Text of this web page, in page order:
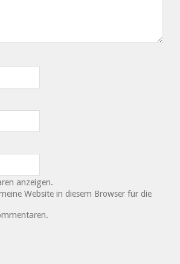
anzeigen.
Website in diesem Browser für die